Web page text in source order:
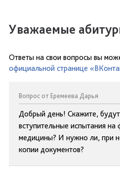
Уважаемые
Ответы на свои вопросы вы
официальной странице
Вопрос от Еремеева Дарья
Добрый день! Скажите,
вступительные испытания
медицины? И нужно ли, при
копии документов?